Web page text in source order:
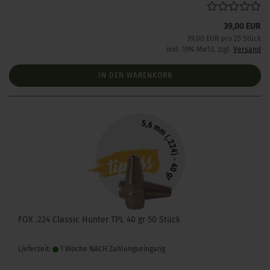
39,00 EUR
39,00 EUR pro 25 Stück
inkl. 19% MwSt. zzgl. Versand
IN DEN WARENKORB
FOX .224 Classic Hunter TPL 40 gr 50 Stück
Lieferzeit: 1 Woche NACH Zahlungseingang